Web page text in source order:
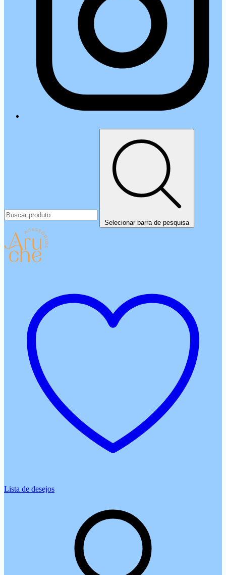
Selecionar barra de pesquisa
Lista de desejos